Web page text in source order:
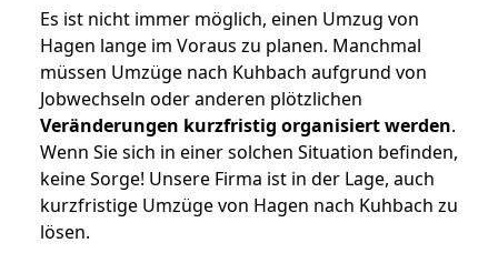
Es ist nicht immer möglich, einen Umzug von
Hagen lange im Voraus zu planen. Manchmal
müssen Umzüge nach Kuhbach aufgrund von
Jobwechseln oder anderen plötzlichen
Veränderungen kurzfristig organisiert werden.
Wenn Sie sich in einer solchen Situation befinden,
keine Sorge! Unsere Firma ist in der Lage, auch
kurzfristige Umzüge von Hagen nach Kuhbach zu
lösen.